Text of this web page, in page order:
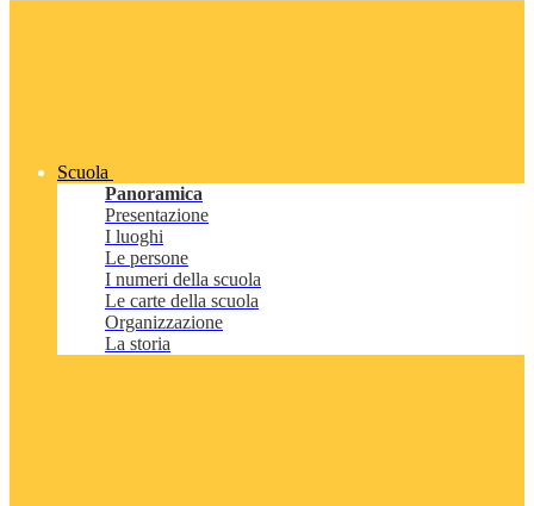
Scuola
Panoramica
Presentazione
I luoghi
Le persone
I numeri della scuola
Le carte della scuola
Organizzazione
La storia